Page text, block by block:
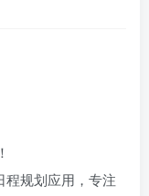
程规划应用，专注